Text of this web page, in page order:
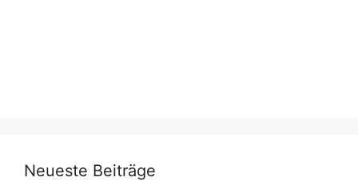
Neueste Beiträge